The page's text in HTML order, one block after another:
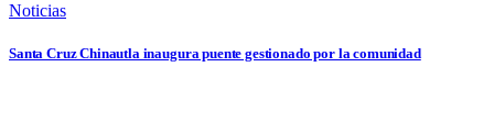
Noticias
Santa Cruz Chinautla inaugura puente gestionado por la comunidad